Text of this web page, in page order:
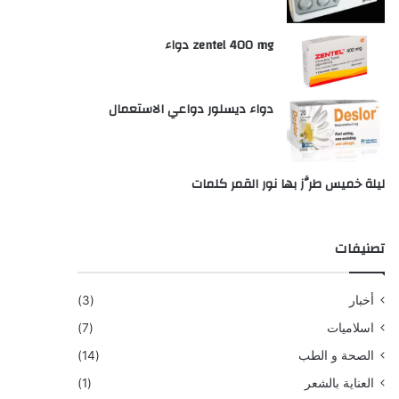
zentel 400 mg دواء
دواء ديسلور دواعي الاستعمال
ليلة خميس طرَّز بها نور القمر كلمات
تصنيفات
أخبار
(3)
اسلاميات
(7)
الصحة و الطب
(14)
العناية بالشعر
(1)